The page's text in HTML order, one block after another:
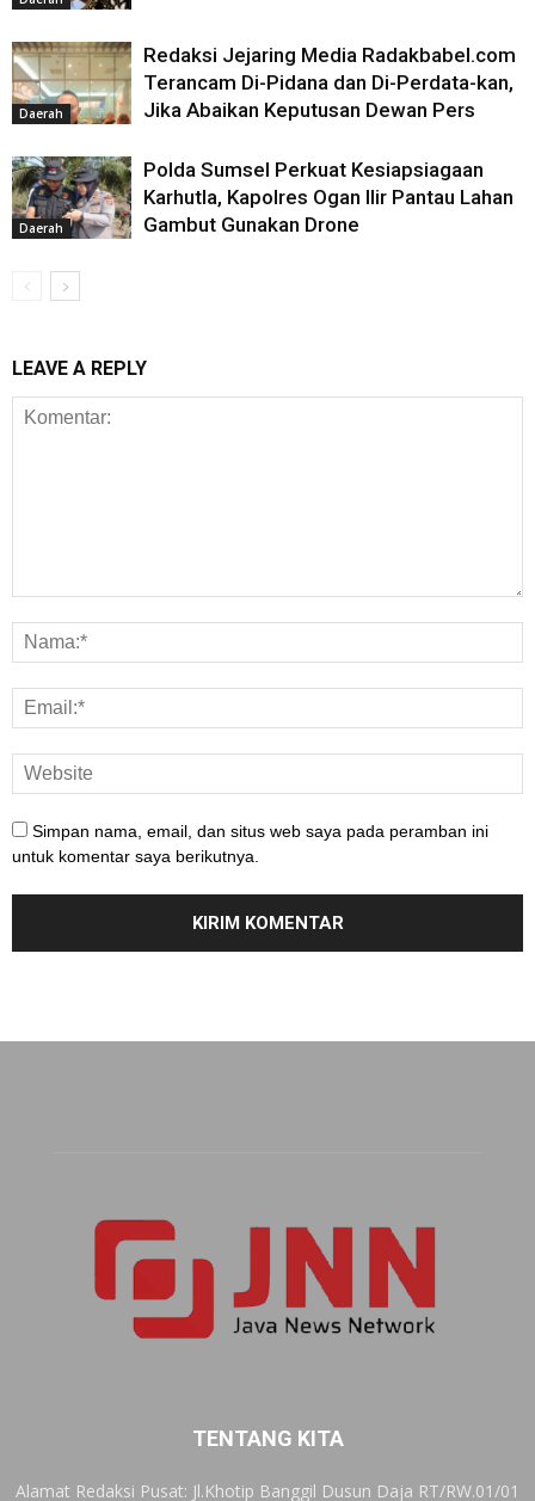
Daerah
Redaksi Jejaring Media Radakbabel.com
Terancam Di-Pidana dan Di-Perdata-kan,
Jika Abaikan Keputusan Dewan Pers
Daerah
Polda Sumsel Perkuat Kesiapsiagaan
Karhutla, Kapolres Ogan Ilir Pantau Lahan
Gambut Gunakan Drone
LEAVE A REPLY
Simpan nama, email, dan situs web saya pada peramban ini
untuk komentar saya berikutnya.
TENTANG KITA
Alamat Redaksi Pusat: Jl.Khotip Banggil Dusun Daja RT/RW.01/01